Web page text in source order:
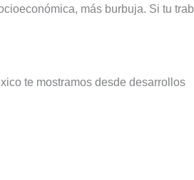
más burbuja. Si tu
te mostramos desde desarrollos